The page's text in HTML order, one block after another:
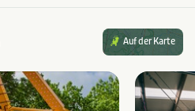
Auf der Karte